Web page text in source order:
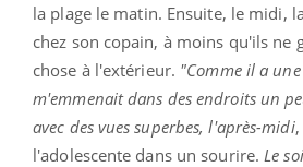
la plage le matin. Ensuite, le midi,
chez son copain, à moins qu'ils ne
chose à l'extérieur. "Comme il a
m'emmenait dans des endroits un
avec des vues superbes, l'après-midi,
l'adolescente dans un sourire. Le